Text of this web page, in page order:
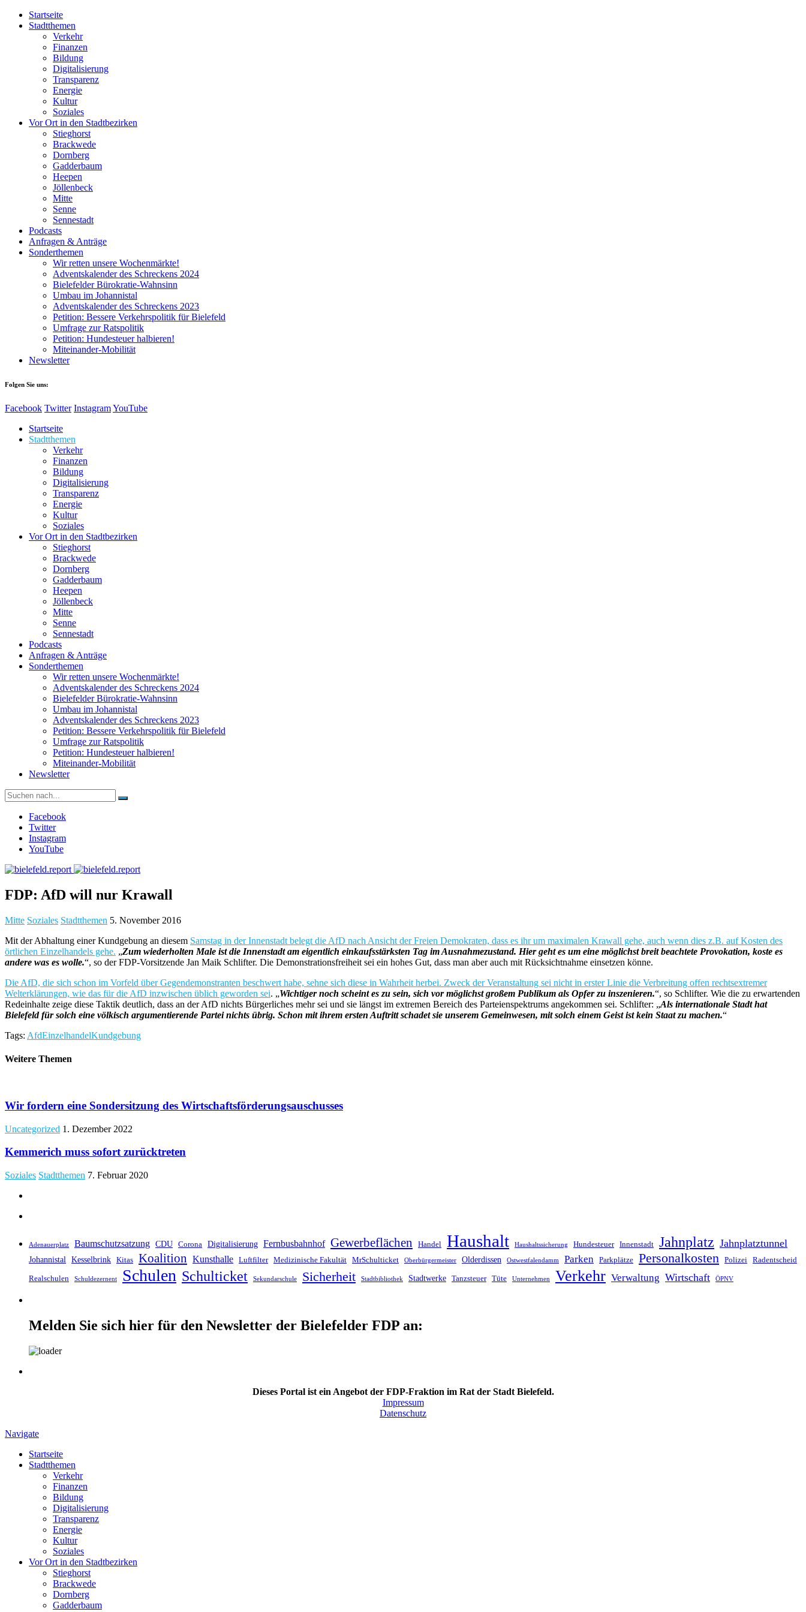
Startseite
Stadtthemen
Verkehr
Finanzen
Bildung
Digitalisierung
Transparenz
Energie
Kultur
Soziales
Vor Ort in den Stadtbezirken
Stieghorst
Brackwede
Dornberg
Gadderbaum
Heepen
Jöllenbeck
Mitte
Senne
Sennestadt
Podcasts
Anfragen & Anträge
Sonderthemen
Wir retten unsere Wochenmärkte!
Adventskalender des Schreckens 2024
Bielefelder Bürokratie-Wahnsinn
Umbau im Johannistal
Adventskalender des Schreckens 2023
Petition: Bessere Verkehrspolitik für Bielefeld​​
Umfrage zur Ratspolitik
Petition: Hundesteuer halbieren!
Miteinander-Mobilität
Newsletter
Folgen Sie uns:
Facebook Twitter InstagramYouTube
Startseite
Stadtthemen
Verkehr
Finanzen
Bildung
Digitalisierung
Transparenz
Energie
Kultur
Soziales
Vor Ort in den Stadtbezirken
Stieghorst
Brackwede
Dornberg
Gadderbaum
Heepen
Jöllenbeck
Mitte
Senne
Sennestadt
Podcasts
Anfragen & Anträge
Sonderthemen
Wir retten unsere Wochenmärkte!
Adventskalender des Schreckens 2024
Bielefelder Bürokratie-Wahnsinn
Umbau im Johannistal
Adventskalender des Schreckens 2023
Petition: Bessere Verkehrspolitik für Bielefeld​​
Umfrage zur Ratspolitik
Petition: Hundesteuer halbieren!
Miteinander-Mobilität
Newsletter
Suche
nach:
Facebook
Twitter
Instagram
YouTube
FDP: AfD will nur Krawall
Mitte Soziales Stadtthemen 5. November 2016
Mit der Abhaltung einer Kundgebung an diesem Samstag in der Innenstadt belegt die AfD nach Ansicht der Freien Demokraten, dass es ihr um maximalen Krawall gehe, auch wenn dies z.B. auf Kosten des
örtlichen Einzelhandels gehe. „Zum wiederholten Male ist die Innenstadt am eigentlich einkaufsstärksten Tag im Ausnahmezustand. Hier geht es um eine möglichst breit beachtete Provokation, koste es
andere was es wolle.“, so der FDP-Vorsitzende Jan Maik Schlifter. Die Demonstrationsfreiheit sei ein hohes Gut, dass man aber auch mit Rücksichtnahme einsetzen könne.
Die AfD, die sich schon im Vorfeld über Gegendemonstranten beschwert habe, sehne sich diese in Wahrheit herbei. Zweck der Veranstaltung sei nicht in erster Linie die Verbreitung offen rechtsextremer
Welterklärungen, wie das für die AfD inzwischen üblich geworden sei. „Wichtiger noch scheint es zu sein, sich vor möglichst großem Publikum als Opfer zu inszenieren.“, so Schlifter. Wie die zu erwartenden
Redeinhalte zeige diese Taktik deutlich, dass an der AfD nichts Bürgerliches mehr sei und sie längst im extremen Bereich des Parteienspektrums angekommen sei. Schlifter: „Als internationale Stadt hat
Bielefeld für solch eine völkisch argumentierende Partei nichts übrig. Schon mit ihrem ersten Auftritt schadet sie unserem Gemeinwesen, mit solch einem Geist ist kein Staat zu machen.“
Tags: AfdEinzelhandelKundgebung
Weitere Themen
​Wir fordern eine Sondersitzung des Wirtschaftsförderungsauschusses
Uncategorized 1. Dezember 2022
Kemmerich muss sofort zurücktreten
Soziales Stadtthemen 7. Februar 2020
Adenauerplatz Baumschutzsatzung CDU Corona Digitalisierung Fernbusbahnhof Gewerbeflächen Handel Haushalt Haushaltssicherung Hundesteuer Innenstadt Jahnplatz Jahnplatztunnel
Johannistal Kesselbrink Kitas Koalition Kunsthalle Luftfilter Medizinische Fakultät MrSchulticket Oberbürgermeister Olderdissen Ostwestfalendamm Parken Parkplätze Personalkosten Polizei Radentscheid
Realschulen Schuldezernent Schulen Schulticket Sekundarschule Sicherheit Stadtbibliothek Stadtwerke Tanzsteuer Tüte Unternehmen Verkehr Verwaltung Wirtschaft ÖPNV
Melden Sie sich hier für den Newsletter der Bielefelder FDP an:
Dieses Portal ist ein Angebot der FDP-Fraktion im Rat der Stadt Bielefeld.
Impressum
Datenschutz
Navigate
Startseite
Stadtthemen
Verkehr
Finanzen
Bildung
Digitalisierung
Transparenz
Energie
Kultur
Soziales
Vor Ort in den Stadtbezirken
Stieghorst
Brackwede
Dornberg
Gadderbaum